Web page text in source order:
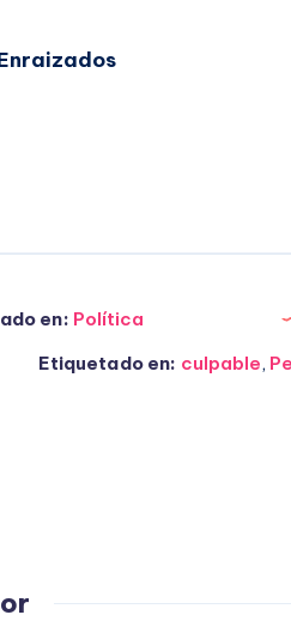
en: Política
Etiquetado en: culpable,